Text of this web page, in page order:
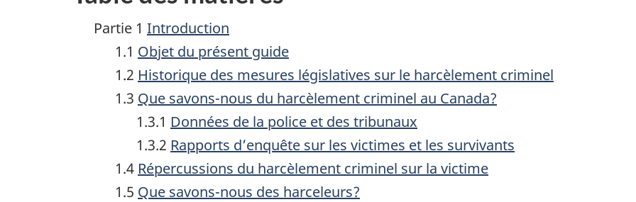
Partie 1 Introduction
1.1 Objet du présent guide
1.2 Historique des mesures législatives sur le harcèlement criminel
1.3 Que savons-nous du harcèlement criminel au Canada?
1.3.1 Données de la police et des tribunaux
1.3.2 Rapports d’enquête sur les victimes et les survivants
1.4 Répercussions du harcèlement criminel sur la victime
1.5 Que savons-nous des harceleurs?